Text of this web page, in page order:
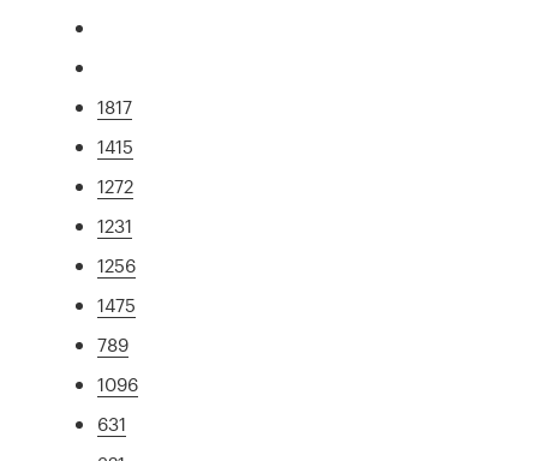
1817
1415
1272
1231
1256
1475
789
1096
631